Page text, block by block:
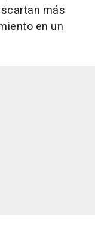
más
en un